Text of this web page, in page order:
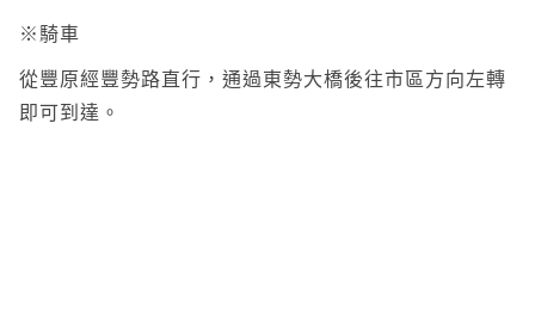
※騎車
從豐原經豐勢路直行，通過東勢大橋後往市區方向左轉
即可到達。